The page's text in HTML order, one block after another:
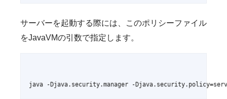
サーバーを起動する際には、このポリシーファイル
をJavaVMの引数で指定します。